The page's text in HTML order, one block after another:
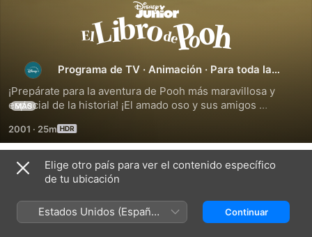
El
libro
de
Pooh
Programa de TV · Animación · Para toda la
¡Prepárate para la aventura de Pooh más maravillosa y
especial de la historia! ¡El amado oso y sus amigos
Robin, donde descubren el preciado libro de cuentos de
Christopher lleno de historias entrañables escritas sobre
ellos!
MÁS
2001 · 25m
Temporada 1
Elige otro país para ver el contenido específico
de tu ubicación
Estados Unidos (Español
México)
Continuar